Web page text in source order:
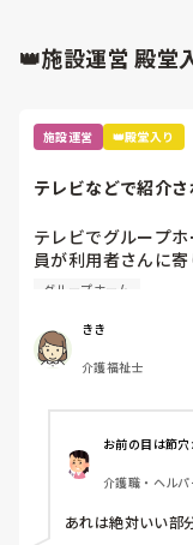
あの人はそういう
👑施設運営 殿堂
施設運営 👑殿堂入り
テレビなどで紹介
テレビでグループ
員が利用者さんに
ことやってもらう
れるし、利用者さ
になっておられ、ほ
る時間ないくらい
テレビで紹介され
介護度だと思うの
グループホーム
きき
介護福祉士
お前の目は節穴
介護職・ヘル